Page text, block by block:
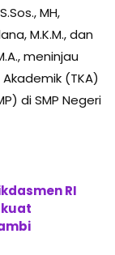
MH,
M.K.M., dan
meninjau
(TKA)
di SMP Negeri
RI